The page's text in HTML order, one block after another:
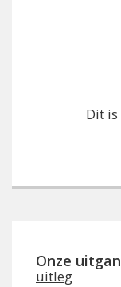
Dit
Onze
uitleg